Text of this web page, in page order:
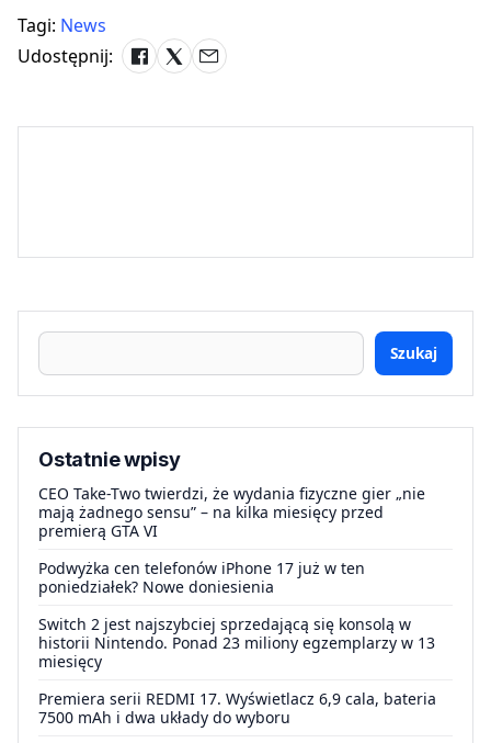
Tagi: News
Udostępnij:
Szukaj
Ostatnie wpisy
CEO Take-Two twierdzi, że wydania fizyczne gier „nie
mają żadnego sensu” – na kilka miesięcy przed
premierą GTA VI
Podwyżka cen telefonów iPhone 17 już w ten
poniedziałek? Nowe doniesienia
Switch 2 jest najszybciej sprzedającą się konsolą w
historii Nintendo. Ponad 23 miliony egzemplarzy w 13
miesięcy
Premiera serii REDMI 17. Wyświetlacz 6,9 cala, bateria
7500 mAh i dwa układy do wyboru